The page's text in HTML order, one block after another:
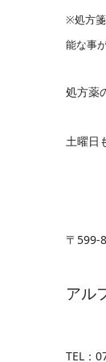
※処方
能な事
処方薬
土曜日
〒599-
アル
TEL：